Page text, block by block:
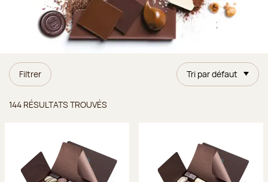
Filtrer Tri par défaut
144 RÉSULTATS TROUVÉS